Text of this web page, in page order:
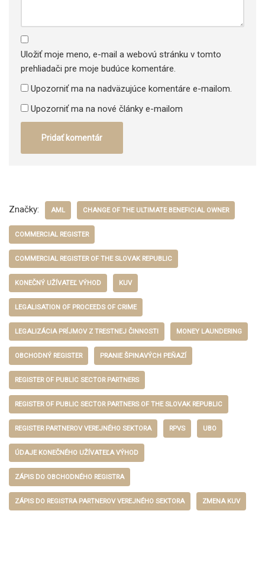
Uložiť moje meno, e-mail a webovú stránku v tomto
prehliadači pre moje budúce komentáre.
Upozorniť ma na nadväzujúce komentáre e-mailom.
Upozorniť ma na nové články e-mailom
Značky: AML CHANGE OF THE ULTIMATE BENEFICIAL OWNER
COMMERCIAL REGISTER
COMMERCIAL REGISTER OF THE SLOVAK REPUBLIC
KONEČNÝ UŽÍVATEĽ VÝHOD KUV
LEGALISATION OF PROCEEDS OF CRIME
LEGALIZÁCIA PRÍJMOV Z TRESTNEJ ČINNOSTI MONEY LAUNDERING
OBCHODNÝ REGISTER PRANIE ŠPINAVÝCH PEŇAZÍ
REGISTER OF PUBLIC SECTOR PARTNERS
REGISTER OF PUBLIC SECTOR PARTNERS OF THE SLOVAK REPUBLIC
REGISTER PARTNEROV VEREJNÉHO SEKTORA RPVS UBO
ÚDAJE KONEČNÉHO UŽÍVATEĽA VÝHOD
ZÁPIS DO OBCHODNÉHO REGISTRA
ZÁPIS DO REGISTRA PARTNEROV VEREJNÉHO SEKTORA ZMENA KUV